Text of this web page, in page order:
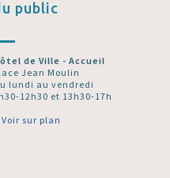
public
de Ville - Accueil
Jean Moulin
lundi au vendredi
12h30 et 13h30-17h
sur plan